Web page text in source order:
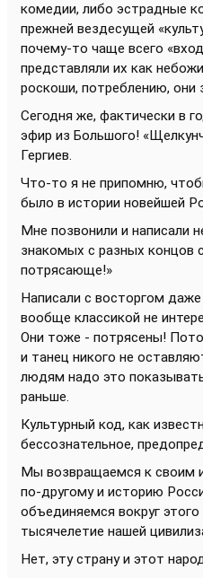
комедии, либо эстрадные
прежней вездесущей
почему-то чаще всего
представляли их как
роскоши, потреблению, они
Сегодня же, фактически в
эфир из Большого!
Гергиев.
Что-то я не припомню,
было в истории новейшей
Мне позвонили и написали
знакомых с разных концов
потрясающе!»
Написали с восторгом
вообще классикой не
Они тоже - потрясены!
и танец никого не
людям надо это
раньше.
Культурный код, как
бессознательное,
Мы возвращаемся к своим
по-другому и историю
объединяемся вокруг
тысячелетие нашей
Нет, эту страну и этот